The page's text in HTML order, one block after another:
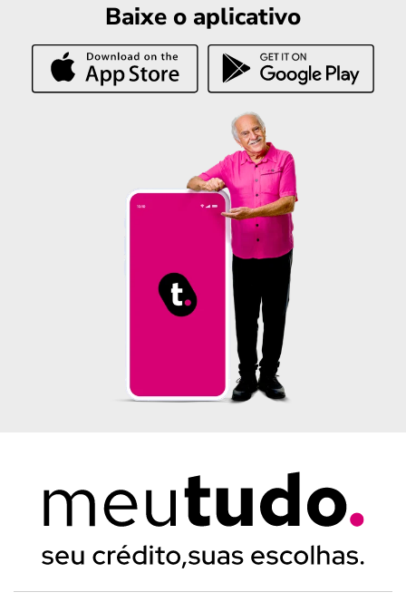
Baixe o aplicativo